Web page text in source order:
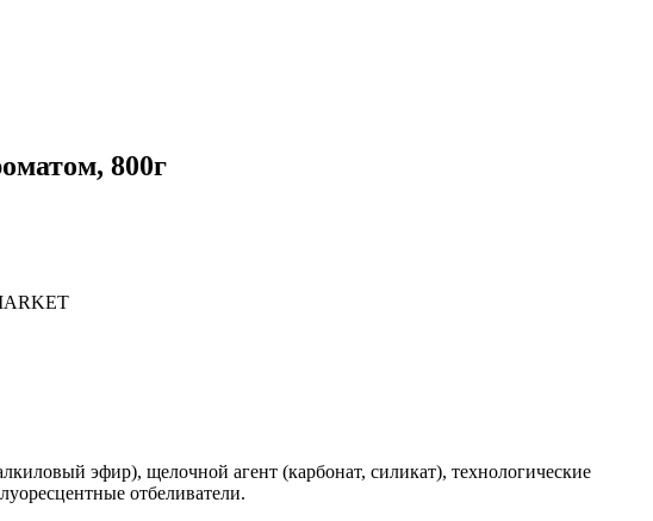
800г
эфир), щелочной агент (карбонат, силикат), технологические
отбеливатели.